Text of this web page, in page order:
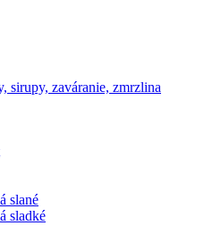
sirupy, zaváranie, zmrzlina
slané
sladké